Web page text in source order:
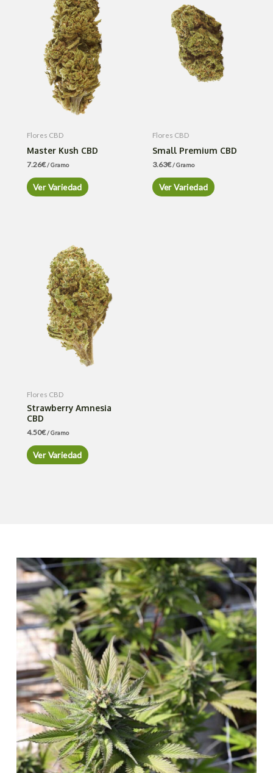
Flores CBD
Master Kush CBD
7.26€/ Gramo
Ver Variedad
Flores CBD
Small Premium CBD
3.63€/ Gramo
Ver Variedad
Flores CBD
Strawberry Amnesia
CBD
4.50€/ Gramo
Ver Variedad